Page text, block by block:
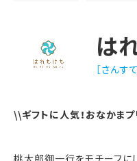
は
［さんす
\\ギフトに人気！おなかま